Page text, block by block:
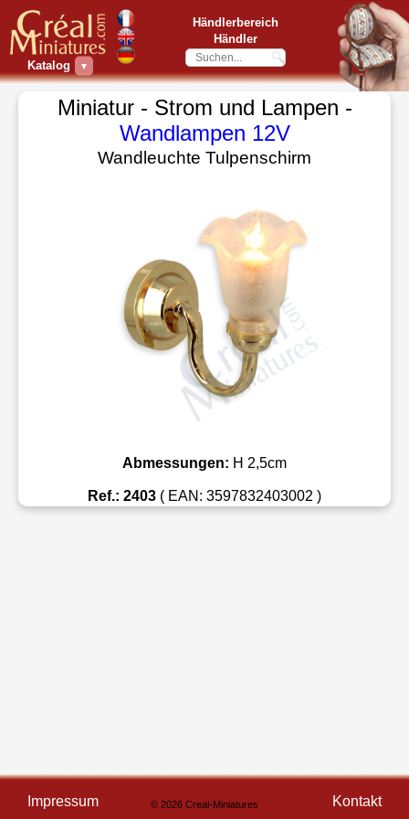
Katalog ▼
Händlerbereich
Händler
Miniatur - Strom und Lampen -
Wandlampen 12V
Wandleuchte Tulpenschirm
Abmessungen: H 2,5cm
Ref.: 2403 ( EAN: 3597832403002 )
Impressum © 2026 Creal-Miniatures Kontakt